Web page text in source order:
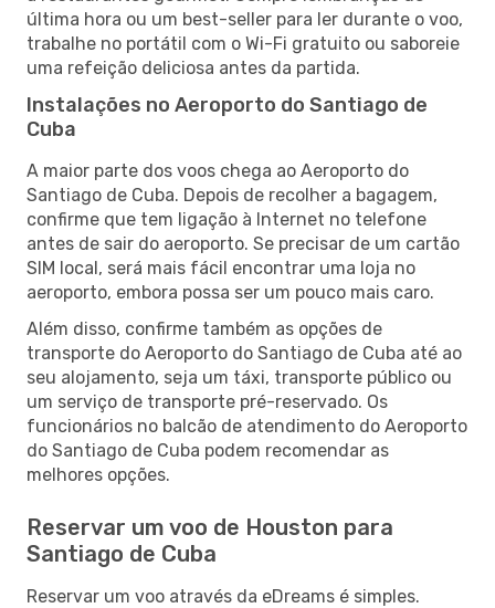
última hora ou um best-seller para ler durante o voo,
trabalhe no portátil com o Wi-Fi gratuito ou saboreie
uma refeição deliciosa antes da partida.
Instalações no Aeroporto do Santiago de
Cuba
A maior parte dos voos chega ao Aeroporto do
Santiago de Cuba. Depois de recolher a bagagem,
confirme que tem ligação à Internet no telefone
antes de sair do aeroporto. Se precisar de um cartão
SIM local, será mais fácil encontrar uma loja no
aeroporto, embora possa ser um pouco mais caro.
Além disso, confirme também as opções de
transporte do Aeroporto do Santiago de Cuba até ao
seu alojamento, seja um táxi, transporte público ou
um serviço de transporte pré-reservado. Os
funcionários no balcão de atendimento do Aeroporto
do Santiago de Cuba podem recomendar as
melhores opções.
Reservar um voo de Houston para
Santiago de Cuba
Reservar um voo através da eDreams é simples.